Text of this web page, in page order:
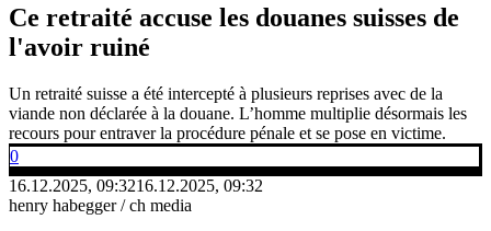
Ce retraité accuse les douanes suisses de
l'avoir ruiné
Un retraité suisse a été intercepté à plusieurs reprises avec de la
viande non déclarée à la douane. L’homme multiplie désormais les
recours pour entraver la procédure pénale et se pose en victime.
0
16.12.2025, 09:3216.12.2025, 09:32
henry habegger / ch media